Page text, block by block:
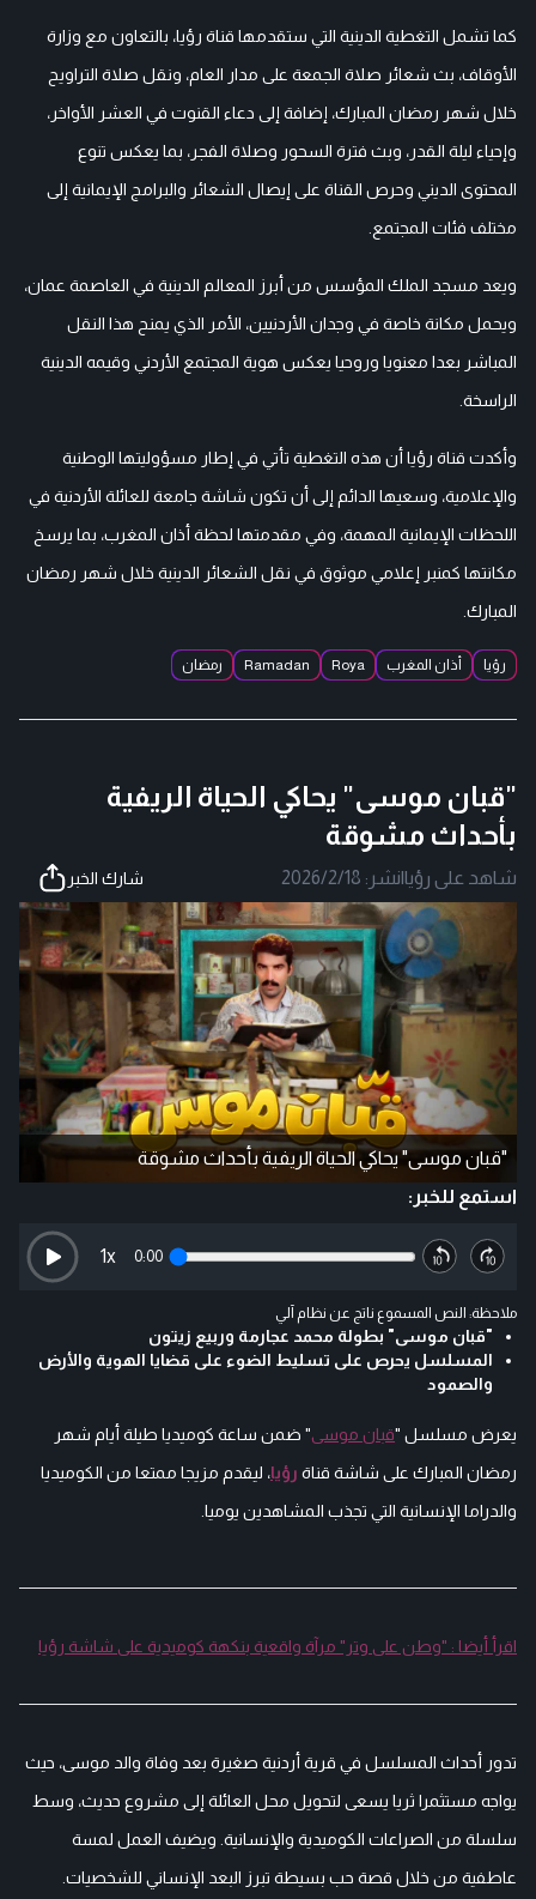
كما تشمل التغطية الدينية التي ستقدمها قناة رؤيا، بالتعاون مع وزارة
الأوقاف، بث شعائر صلاة الجمعة على مدار العام، ونقل صلاة التراويح
خلال شهر رمضان المبارك، إضافة إلى دعاء القنوت في العشر الأواخر،
وإحياء ليلة القدر، وبث فترة السحور وصلاة الفجر، بما يعكس تنوع
المحتوى الديني وحرص القناة على إيصال الشعائر والبرامج الإيمانية إلى
مختلف فئات المجتمع.
ويعد مسجد الملك المؤسس من أبرز المعالم الدينية في العاصمة عمان،
ويحمل مكانة خاصة في وجدان الأردنيين، الأمر الذي يمنح هذا النقل
المباشر بعدا معنويا وروحيا يعكس هوية المجتمع الأردني وقيمه الدينية
الراسخة.
وأكدت قناة رؤيا أن هذه التغطية تأتي في إطار مسؤوليتها الوطنية
والإعلامية، وسعيها الدائم إلى أن تكون شاشة جامعة للعائلة الأردنية في
اللحظات الإيمانية المهمة، وفي مقدمتها لحظة أذان المغرب، بما يرسخ
مكانتها كمنبر إعلامي موثوق في نقل الشعائر الدينية خلال شهر رمضان
المبارك.
رؤيا أذان المغرب Roya
Ramadan رمضان
"قبان موسى" يحاكي الحياة الريفية
بأحداث مشوقة
شاهد على رؤيا|نشر: 2026/2/18 شارك الخبر
"قبان موسى" يحاكي الحياة الريفية بأحداث مشوقة
استمع للخبر:
0:00
1x
ملاحظة: النص المسموع ناتج عن نظام آلي
"قبان موسى" بطولة محمد عجارمة وربيع زيتون
المسلسل يحرص على تسليط الضوء على قضايا الهوية والأرض
والصمود
يعرض مسلسل "قبان موسى" ضمن ساعة كوميديا طيلة أيام شهر
رمضان المبارك على شاشة قناة رؤيا، ليقدم مزيجا ممتعا من الكوميديا
والدراما الإنسانية التي تجذب المشاهدين يوميا.
اقرأ أيضا : "وطن على وتر" مرآة واقعية بنكهة كوميدية على شاشة رؤيا
تدور أحداث المسلسل في قرية أردنية صغيرة بعد وفاة والد موسى، حيث
يواجه مستثمرا ثريا يسعى لتحويل محل العائلة إلى مشروع حديث، وسط
سلسلة من الصراعات الكوميدية والإنسانية. ويضيف العمل لمسة
عاطفية من خلال قصة حب بسيطة تبرز البعد الإنساني للشخصيات.